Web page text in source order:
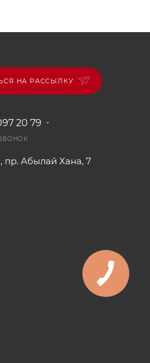
НА РАССЫЛКУ
20 79
пр. Абылай Хана, 7